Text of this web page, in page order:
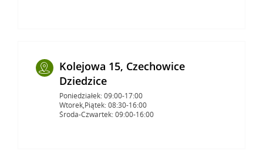
Kolejowa 15, Czechowice
Dziedzice
Poniedziałek: 09:00-17:00
Wtorek,Piątek: 08:30-16:00
Środa-Czwartek: 09:00-16:00